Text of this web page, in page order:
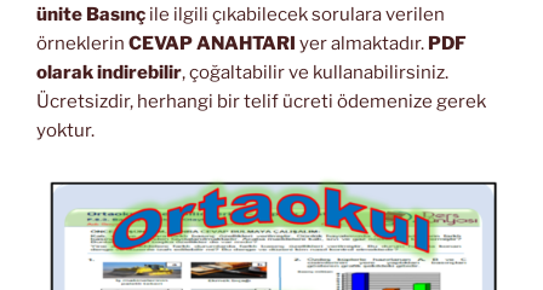
ünite Basınç ile ilgili çıkabilecek sorulara verilen
örneklerin CEVAP ANAHTARI yer almaktadır. PDF
olarak indirebilir, çoğaltabilir ve kullanabilirsiniz.
Ücretsizdir, herhangi bir telif ücreti ödemenize gerek
yoktur.